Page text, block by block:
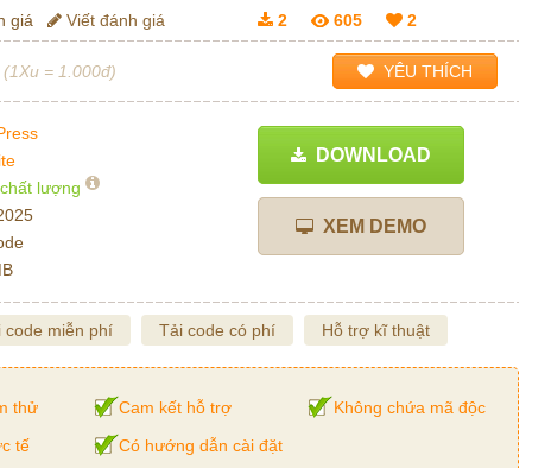
giá Viết đánh giá 2 605 2
(1Xu = 1.000đ) YÊU THÍCH
lượng
DOWNLOAD
XEM DEMO
code miễn phí Tải code có phí Hỗ trợ kĩ thuật
thử Cam kết hỗ trợ
Không chứa mã độc
tế
Có hướng dẫn cài đặt